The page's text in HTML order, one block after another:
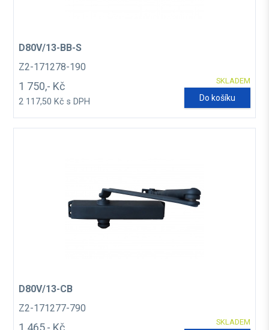
D80V/13-BB-S
Z2-171278-190
SKLADEM
1 750,- Kč
2 117,50 Kč s DPH Do košíku
D80V/13-CB
Z2-171277-790
SKLADEM
1 465,- Kč